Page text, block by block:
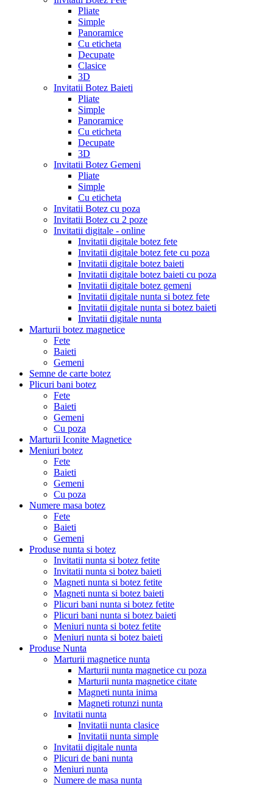
Pliate
Simple
Panoramice
Cu eticheta
Decupate
Clasice
3D
Invitatii Botez Baieti
Pliate
Simple
Panoramice
Cu eticheta
Decupate
3D
Invitatii Botez Gemeni
Pliate
Simple
Cu eticheta
Invitatii Botez cu poza
Invitatii Botez cu 2 poze
Invitatii digitale - online
Invitatii digitale botez fete
Invitatii digitale botez fete cu poza
Invitatii digitale botez baieti
Invitatii digitale botez baieti cu poza
Invitatii digitale botez gemeni
Invitatii digitale nunta si botez fete
Invitatii digitale nunta si botez baieti
Invitatii digitale nunta
Marturii botez magnetice
Fete
Baieti
Gemeni
Semne de carte botez
Plicuri bani botez
Fete
Baieti
Gemeni
Cu poza
Marturii Iconite Magnetice
Meniuri botez
Fete
Baieti
Gemeni
Cu poza
Numere masa botez
Fete
Baieti
Gemeni
Produse nunta si botez
Invitatii nunta si botez fetite
Invitatii nunta si botez baieti
Magneti nunta si botez fetite
Magneti nunta si botez baieti
Plicuri bani nunta si botez fetite
Plicuri bani nunta si botez baieti
Meniuri nunta si botez fetite
Meniuri nunta si botez baieti
Produse Nunta
Marturii magnetice nunta
Marturii nunta magnetice cu poza
Marturii nunta magnetice citate
Magneti nunta inima
Magneti rotunzi nunta
Invitatii nunta
Invitatii nunta clasice
Invitatii nunta simple
Invitatii digitale nunta
Plicuri de bani nunta
Meniuri nunta
Numere de masa nunta